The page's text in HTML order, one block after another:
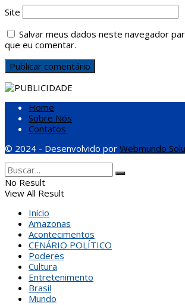
Site
Salvar meus dados neste navegador
que eu comentar.
Home
Sobre Nós
Contatos
© 2024 - Desenvolvido por Webmundo
No Result
View All Result
Início
Amazonas
Acontecimentos
CENÁRIO POLÍTICO
Poderes
Cultura
Entretenimento
Brasil
Mundo